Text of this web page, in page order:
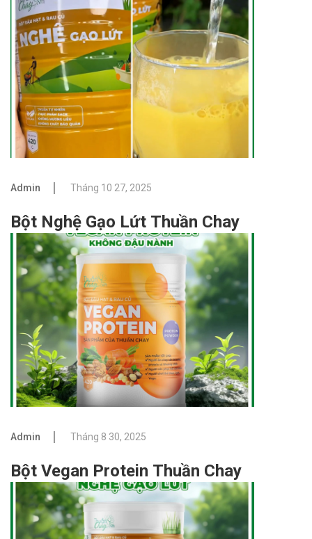
Admin Tháng 10 27, 2025
Bột Nghệ Gạo Lứt Thuần Chay
Admin Tháng 8 30, 2025
Bột Vegan Protein Thuần Chay